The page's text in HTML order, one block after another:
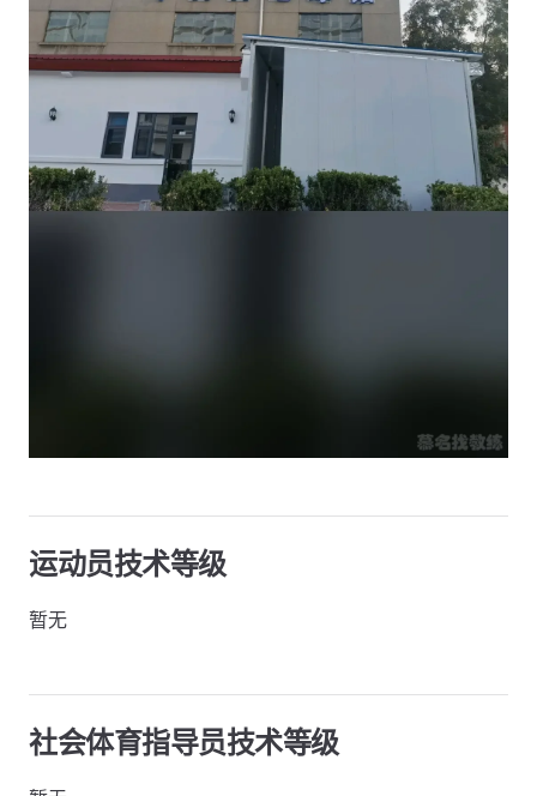
运动员技术等级
暂无
社会体育指导员技术等级